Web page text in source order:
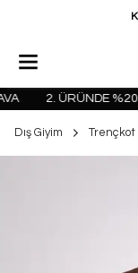
2. ÜRÜNDE %20
Dış Giyim Trençkot